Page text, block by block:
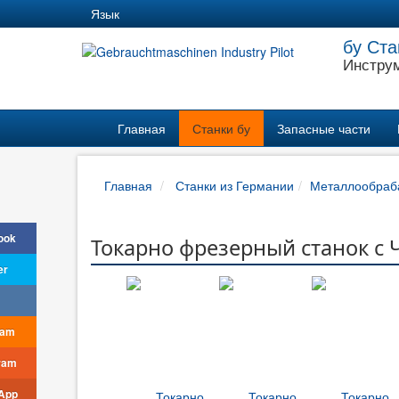
Язык
бу
Главная Станки бу Запасные части
Главная Станки из Германии
Токарно фрезерный станок с